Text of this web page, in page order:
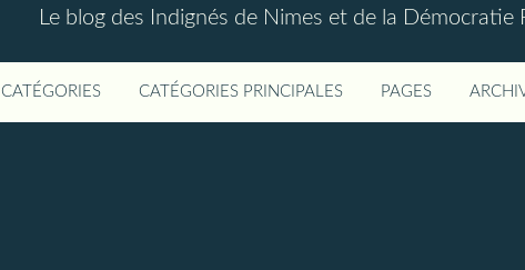
Le blog des Indignés de Nimes et de la Démocratie
CATÉGORIES CATÉGORIES PRINCIPALES PAGES